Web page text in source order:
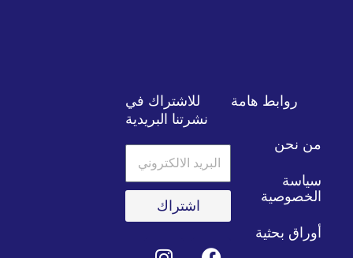
روابط هامة
من نحن
سياسة
الخصوصية
أوراق بحثية
للاشتراك في
نشرتنا البريدية
البريد
الالكتروني
اشتراك
F
I
T
T
Y
E